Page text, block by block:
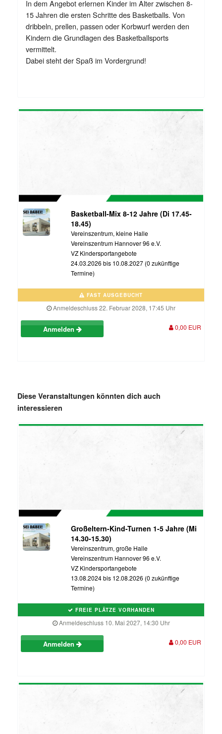
In dem Angebot erlernen Kinder im Alter zwischen 8-
15 Jahren die ersten Schritte des Basketballs. Von
dribbeln, prellen, passen oder Korbwurf werden den
Kindern die Grundlagen des Basketballsports
vermittelt.
Dabei steht der Spaß im Vordergrund!
Basketball-Mix 8-12 Jahre (Di 17.45-
18.45)
Vereinszentrum, kleine Halle
Vereinszentrum Hannover 96 e.V.
VZ Kindersportangebote
24.03.2026 bis 10.08.2027 (0 zukünftige
Termine)
FAST AUSGEBUCHT
Anmeldeschluss 22. Februar 2028, 17:45 Uhr
Anmelden 0,00 EUR
Diese Veranstaltungen könnten dich auch
interessieren
Großeltern-Kind-Turnen 1-5 Jahre (Mi
14.30-15.30)
Vereinszentrum, große Halle
Vereinszentrum Hannover 96 e.V.
VZ Kindersportangebote
13.08.2024 bis 12.08.2026 (0 zukünftige
Termine)
FREIE PLÄTZE VORHANDEN
Anmeldeschluss 10. Mai 2027, 14:30 Uhr
Anmelden 0,00 EUR